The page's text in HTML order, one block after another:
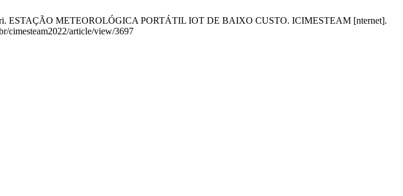
ESTAÇÃO METEOROLÓGICA PORTÁTIL IOT DE BAIXO CUSTO. ICIMESTEAM [nternet].
cimesteam2022/article/view/3697